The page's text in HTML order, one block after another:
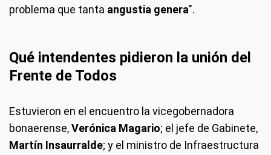
problema que tanta angustia genera".
Qué intendentes pidieron la unión del
Frente de Todos
Estuvieron en el encuentro la vicegobernadora
bonaerense,Verónica Magario; el jefe de Gabinete,
Martín Insaurralde; y el ministro de Infraestructura